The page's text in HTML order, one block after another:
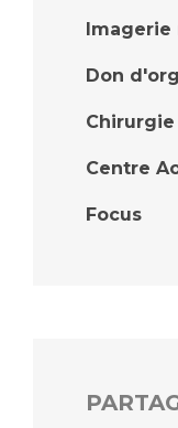
Don
Centre
Focus